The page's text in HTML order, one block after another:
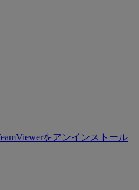
をアンインストール